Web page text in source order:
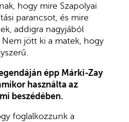
hogy mire Szapolyai
parancsot, és mire
addigra nagyjából
jött ki a matek, hogy
épp Márki-Zay
használta az
beszédében.
foglalkozzunk a